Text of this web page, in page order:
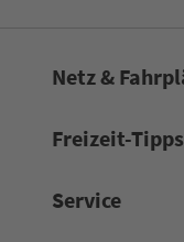
Netz &
Frei­zeit-Tipps
Service